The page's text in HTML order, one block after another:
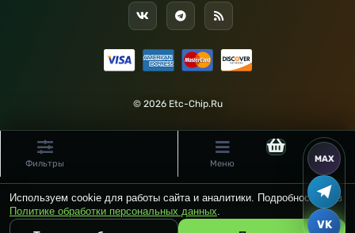
© 2026 Etc-Chip.Ru
Фильтры Меню
Используем cookie для работы сайта и аналитики. Подробности — в
Политике обработки персональных данных.